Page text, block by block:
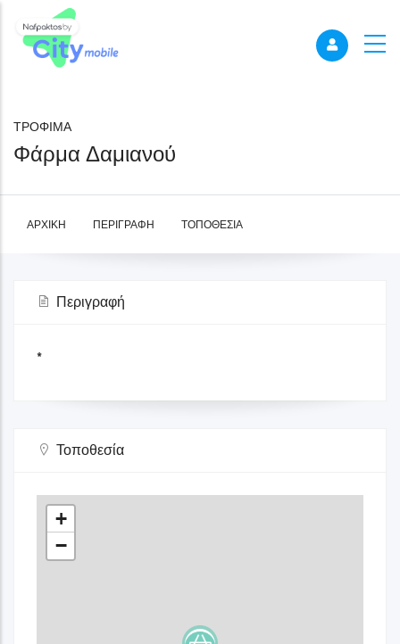
ΤΡΟΦΙΜΑ
Φάρμα Δαμιανού
ΑΡΧΙΚΉ ΠΕΡΙΓΡΑΦΉ ΤΟΠΟΘΕΣΊΑ
Περιγραφή
*
Τοποθεσία
+
−